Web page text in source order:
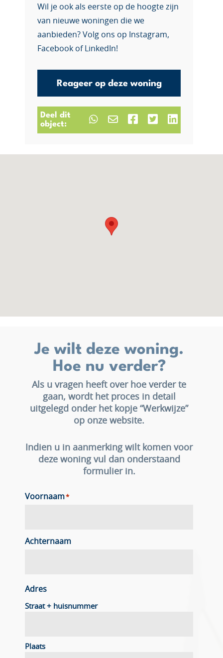
Wil je ook als eerste op de hoogte zijn
van nieuwe woningen die we
aanbieden? Volg ons op Instagram,
Facebook of LinkedIn!
Reageer op deze woning
Deel dit
object:
Je wilt deze woning.
Hoe nu verder?
Als u vragen heeft over hoe verder te
gaan, wordt het proces in detail
uitgelegd onder het kopje “Werkwijze”
op onze website.
Indien u in aanmerking wilt komen voor
deze woning vul dan onderstaand
formulier in.
Voornaam*
Achternaam
Adres
Straat + huisnummer
Plaats